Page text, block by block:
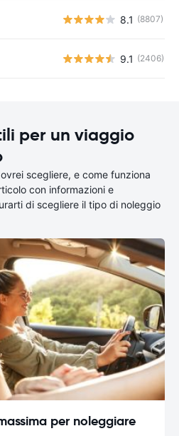
8.1 (8807)
9.1 (2406)
per un viaggio
scegliere, e come funziona
con informazioni e
di scegliere il tipo di noleggio
per noleggiare